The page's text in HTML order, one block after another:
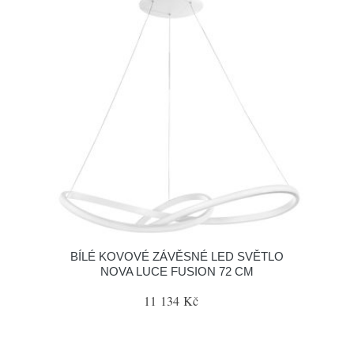
BÍLÉ KOVOVÉ ZÁVĚSNÉ LED SVĚTLO
NOVA LUCE FUSION 72 CM
11 134 Kč